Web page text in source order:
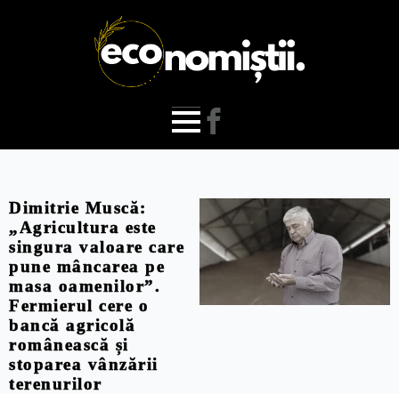
Dimitrie Muscă:
„Agricultura este
singura valoare care
pune mâncarea pe
masa oamenilor”.
Fermierul cere o
bancă agricolă
românească și
stoparea vânzării
terenurilor